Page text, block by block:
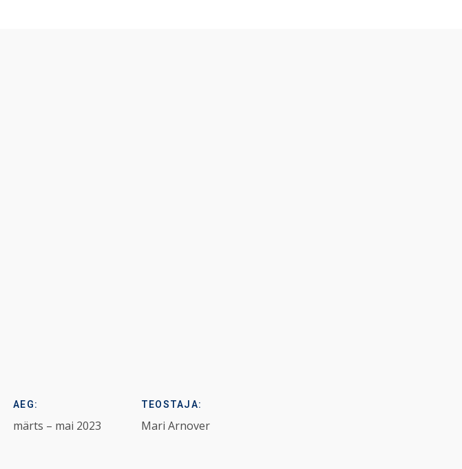
AEG:
märts – mai 2023
TEOSTAJA:
Mari Arnover